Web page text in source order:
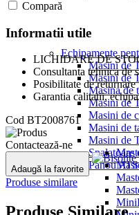
Spalatoare
Panou ATS
Echipamente
Masini de
Masini de
Masina de
Masini de
Masini de
Masini de
Masini de
Compară
Informatii utile
LICHIDARE DE
Consultanta tehnica de
Posibilitate de
Garantia calitatii,
Cod BT2008761
Contactează-ne
Adaugă la favorite
Produse similare